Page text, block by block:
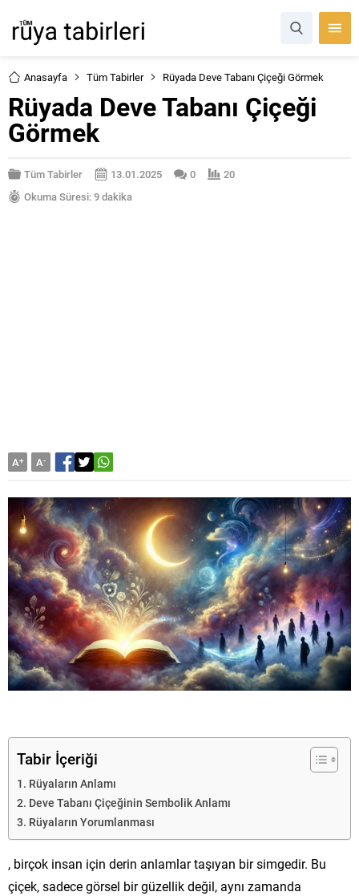
Anasayfa Tüm Tabirler Rüyada Deve Tabanı Çiçeği Görmek
Rüyada Deve Tabanı Çiçeği
Görmek
Tüm Tabirler 13.01.2025 0
20
Okuma Süresi: 9 dakika
A+ A-
Tabir İçeriği
Rüyaların Anlamı
Deve Tabanı Çiçeğinin Sembolik Anlamı
Rüyaların Yorumlanması
, birçok insan için derin anlamlar taşıyan bir simgedir. Bu
çiçek, sadece görsel bir güzellik değil, aynı zamanda